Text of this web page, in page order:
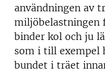
användningen av
miljöbelastningen
binder kol och ju
som i till exempel
bundet i träet